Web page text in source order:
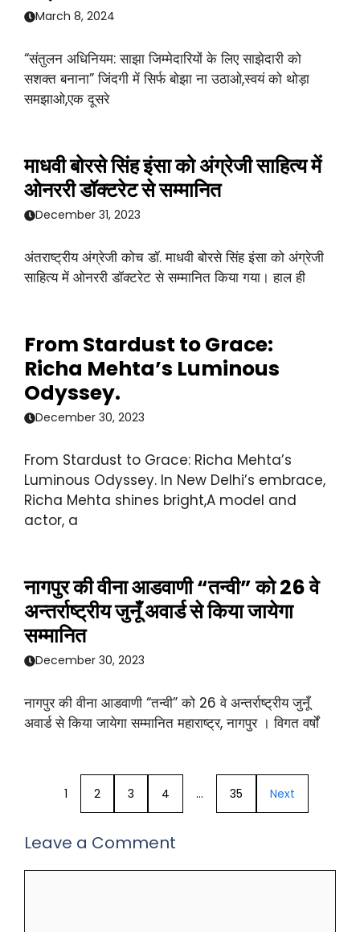
March 8, 2024
“संतुलन अधिनियम: साझा जिम्मेदारियों के लिए साझेदारी को
सशक्त बनाना” जिंदगी में सिर्फ बोझा ना उठाओ,स्वयं को थोड़ा
समझाओ,एक दूसरे
माधवी बोरसे सिंह इंसा को अंग्रेजी साहित्य में
ओनररी डॉक्टरेट से सम्मानित
December 31, 2023
अंतराष्ट्रीय अंग्रेजी कोच डॉ. माधवी बोरसे सिंह इंसा को अंग्रेजी
साहित्य में ओनररी डॉक्टरेट से सम्मानित किया गया। हाल ही
From Stardust to Grace:
Richa Mehta’s Luminous
Odyssey.
December 30, 2023
From Stardust to Grace: Richa Mehta’s
Luminous Odyssey. In New Delhi’s embrace,
Richa Mehta shines bright,A model and
actor, a
नागपुर की वीना आडवाणी “तन्वी” को 26 वे
अन्तर्राष्ट्रीय जुनूँ अवार्ड से किया जायेगा
सम्मानित
December 30, 2023
नागपुर की वीना आडवाणी “तन्वी” को 26 वे अन्तर्राष्ट्रीय जुनूँ
अवार्ड से किया जायेगा सम्मानित महाराष्ट्र, नागपुर । विगत वर्षों
1 2 3 4 … 35 Next
Leave a Comment